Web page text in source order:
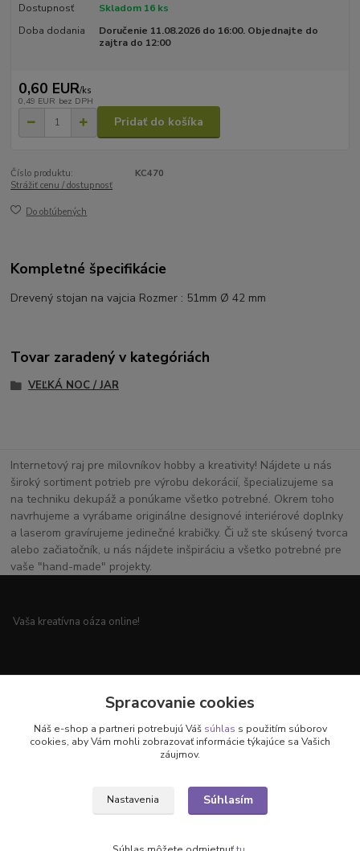
Dostupnosť
Skladom 16 ks
Doba dodania
Doručenie 11.08.2026 do 16:00. Objednajte do
zajtra do 12:00
0,60 EUR/ks
0,49 EUR bez DPH
Pridať do košíka
Číslo produktu:
KC470
Strážiť cenu / dostupnosť
Do obľúbených
Kompletné špecifikácie
Drevený stojan na vajcia Rozmer : 51mm Ø 42 mm
Tovar zaradený v kategóriách
VEĽKÁ NOC / JAR
Internetový raj pre milovníkov hobby a kreativity! Nájdete u nás
široký sortiment potrieb pre výrobu dekorácií, špecializujeme sa
na techniku dekupáž a ponúkame všetko potrebné. Okrem toho
navrhujeme a vyrábame originálne designové interiérové doplnky
a laserom gravírujeme jedinečné krabičky. Či už ste skúsený tvorca
alebo začiatočník, u nás nájdete inšpiráciu a všetko potrebné pre
vaše "hand-made" projekty.
Vaša kreatívna oáza online!
Všetko pre vaše handmade projekty a originálne dekorácie.
Spracovanie cookies
Náš e-shop a partneri potrebujú Váš súhlas s použitím súborov
cookies, aby Vám mohli zobrazovať informácie týkajúce sa Vašich
záujmov.
Nastavenia Súhlasím